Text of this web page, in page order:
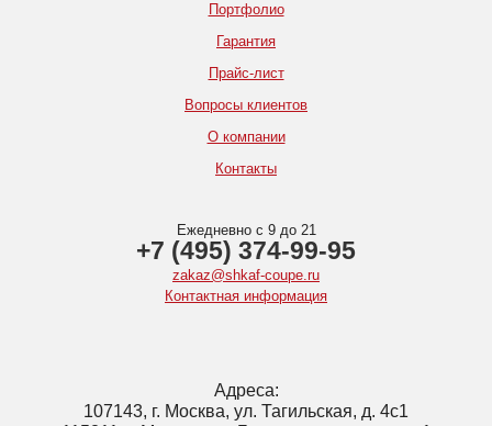
Портфолио
Гарантия
Прайс-лист
Вопросы клиентов
О компании
Контакты
Ежедневно с 9 до 21
+7 (495) 374-99-95
zakaz@shkaf-coupe.ru
Контактная информация
Адреса:
107143, г. Москва, ул. Тагильская, д. 4с1